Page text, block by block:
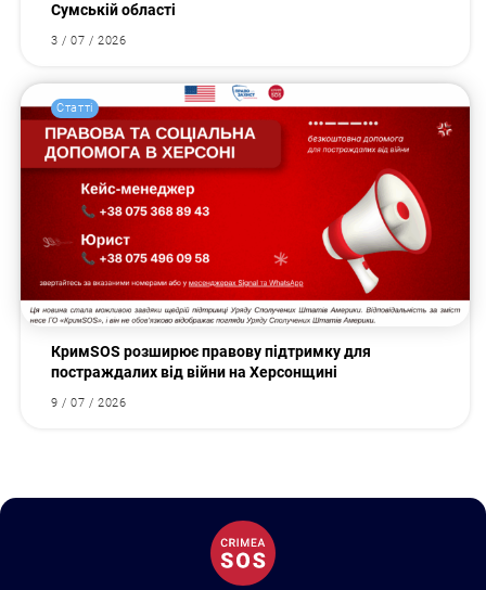
Сумській області
3 / 07 / 2026
Статті
КримSOS розширює правову підтримку для
постраждалих від війни на Херсонщині
9 / 07 / 2026